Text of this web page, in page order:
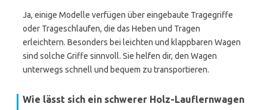
Ja, einige Modelle verfügen über eingebaute Tragegriffe
oder Trageschlaufen, die das Heben und Tragen
erleichtern. Besonders bei leichten und klappbaren Wagen
sind solche Griffe sinnvoll. Sie helfen dir, den Wagen
unterwegs schnell und bequem zu transportieren.
Wie lässt sich ein schwerer Holz-Lauflernwagen